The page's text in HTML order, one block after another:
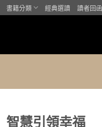
書籍分類 經典選讀 讀者回函
智慧引領幸福